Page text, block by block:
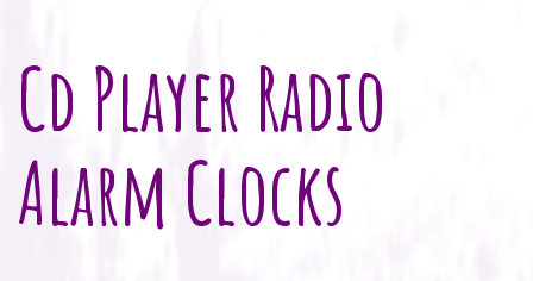
Cd Player Radio
Alarm Clocks